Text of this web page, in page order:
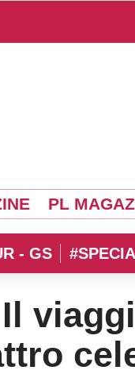
PL
- GS